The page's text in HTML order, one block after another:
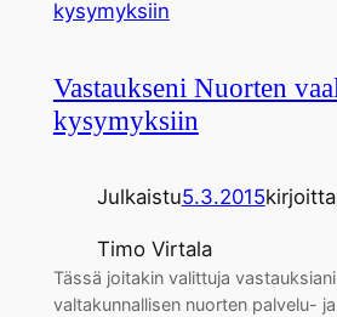
Vastaukseni Nuorten
kysymyksiin
Julkaistu5.3.2015
Timo Virtala
Tässä joitakin valittuja
valtakunnallisen nuorten palvelu- ja